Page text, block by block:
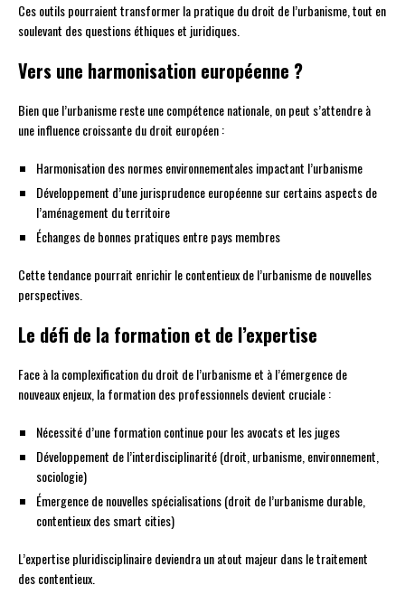
Ces outils pourraient transformer la pratique du droit de l’urbanisme, tout en
soulevant des questions éthiques et juridiques.
Vers une harmonisation européenne ?
Bien que l’urbanisme reste une compétence nationale, on peut s’attendre à
une influence croissante du droit européen :
Harmonisation des normes environnementales impactant l’urbanisme
Développement d’une jurisprudence européenne sur certains aspects de
l’aménagement du territoire
Échanges de bonnes pratiques entre pays membres
Cette tendance pourrait enrichir le contentieux de l’urbanisme de nouvelles
perspectives.
Le défi de la formation et de l’expertise
Face à la complexification du droit de l’urbanisme et à l’émergence de
nouveaux enjeux, la formation des professionnels devient cruciale :
Nécessité d’une formation continue pour les avocats et les juges
Développement de l’interdisciplinarité (droit, urbanisme, environnement,
sociologie)
Émergence de nouvelles spécialisations (droit de l’urbanisme durable,
contentieux des smart cities)
L’expertise pluridisciplinaire deviendra un atout majeur dans le traitement
des contentieux.